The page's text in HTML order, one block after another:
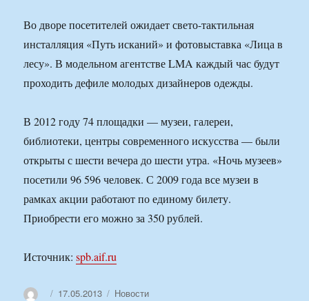
Во дворе посетителей ожидает свето-тактильная
инсталляция «Путь исканий» и фотовыставка «Лица в
лесу». В модельном агентстве LMA каждый час будут
проходить дефиле молодых дизайнеров одежды.
В 2012 году 74 площадки — музеи, галереи,
библиотеки, центры современного искусства — были
открыты с шести вечера до шести утра. «Ночь музеев»
посетили 96 596 человек. С 2009 года все музеи в
рамках акции работают по единому билету.
Приобрести его можно за 350 рублей.
Источник:spb.aif.ru
АвторОпубликовано
17.05.2013 Рубрики
Новости